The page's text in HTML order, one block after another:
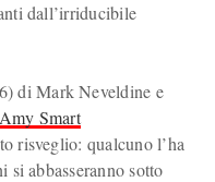
dall’irriducibile
di Mark Neveldine e
Amy Smart
risveglio: qualcuno l’ha
si abbasseranno sotto